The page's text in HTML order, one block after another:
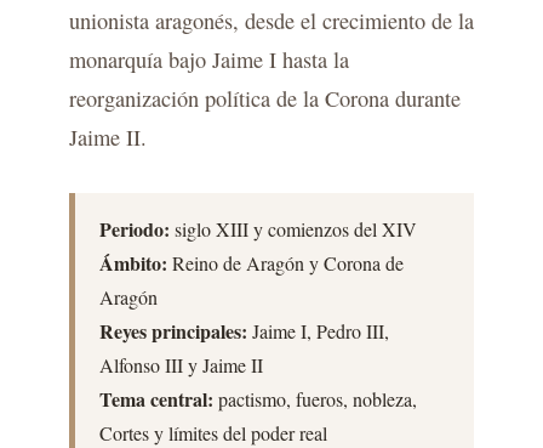
unionista aragonés, desde el crecimiento de la
monarquía bajo Jaime I hasta la
reorganización política de la Corona durante
Jaime II.
Periodo: siglo XIII y comienzos del XIV
Ámbito: Reino de Aragón y Corona de
Aragón
Reyes principales: Jaime I, Pedro III,
Alfonso III y Jaime II
Tema central: pactismo, fueros, nobleza,
Cortes y límites del poder real